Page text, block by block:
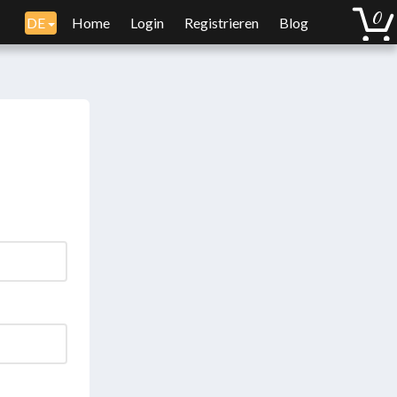
DE Home Login Registrieren Blog